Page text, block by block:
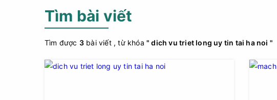
Tìm bài viết
Tìm được 3 bài viết , từ khóa" dich vu triet long uy tin tai ha noi "